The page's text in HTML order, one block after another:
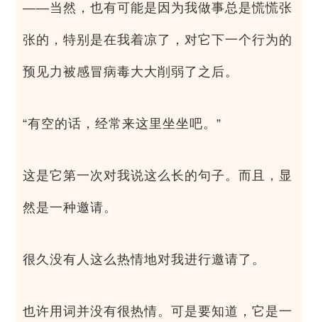
——当然，也有可能是因为我做事总是慌慌张
张的，特别是在我着凉了，对它下一个行为的
预见力被感冒病毒大大削弱了之后。
“有空的话，经常来这里坐坐吧。”
这是它第一次对我说这么长的句子。而且，显
然是一种邀请。
很久没有人这么热情地对我进行邀请了。
也许用词并没有很热情。可是要知道，它是一